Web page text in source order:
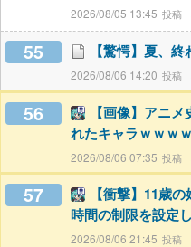
2026/08/05 13:45
55 【驚愕】夏、
2026/08/06 14:20
56
【画像】アニ
れたキャラｗｗｗ
2026/08/06 07:35
57
【衝撃】11歳
時間の制限を設定
2026/08/06 21:45